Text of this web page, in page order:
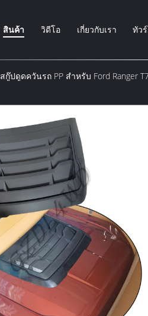
สินค้า วิดีโอ เกี่ยวกับเรา ทัว
สกู๊ปดูดควันรถ PP สำหรับ Ford Ranger